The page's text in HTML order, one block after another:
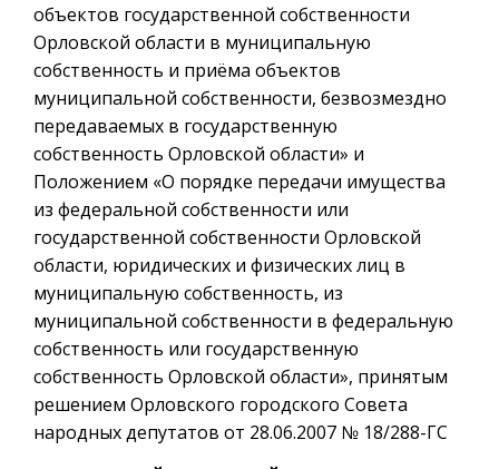
объектов государственной собственности
Орловской области в муниципальную
собственность и приёма объектов
муниципальной собственности, безвозмездно
передаваемых в государственную
собственность Орловской области» и
Положением «О порядке передачи имущества
из федеральной собственности или
государственной собственности Орловской
области, юридических и физических лиц в
муниципальную собственность, из
муниципальной собственности в федеральную
собственность или государственную
собственность Орловской области», принятым
решением Орловского городского Совета
народных депутатов от 28.06.2007 № 18/288-ГС